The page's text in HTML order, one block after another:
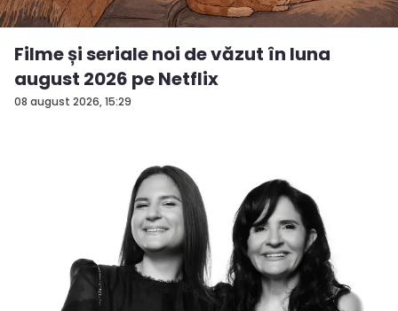
08 august 2026, 15:29
Filme și seriale noi de văzut în luna
august 2026 pe Netflix